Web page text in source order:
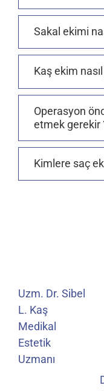
Sakal ekimi
Kaş ekim nasıl
Operasyon
etmek gerekir
Kimlere saç
Uzm. Dr. Sibel
L. Kaş
Medikal
Estetik
Uzmanı